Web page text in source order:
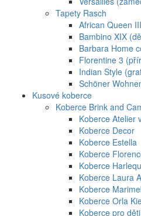
Tapety Rasch
African Queen
Bambino XIX
Barbara Home
Florentine 3
Indian Style
Schöner
Kusové koberce
Koberce Brink and
Koberce Atelier
Koberce Decor
Koberce Estella
Koberce
Koberce
Koberce Laura
Koberce
Koberce Orla
Koberce pro